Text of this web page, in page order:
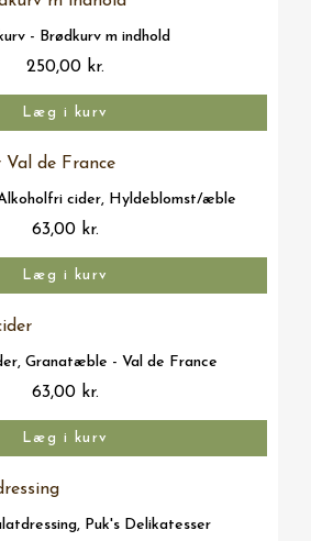
Vis her
- Brødkurv m indhold
250,00 kr.
Læg i kurv
Vis hercider, Hyldeblomst/æble
63,00 kr.
Læg i kurv
Vis her
Granatæble - Val de France
63,00 kr.
Læg i kurv
Vis herPuk's Delikatesser